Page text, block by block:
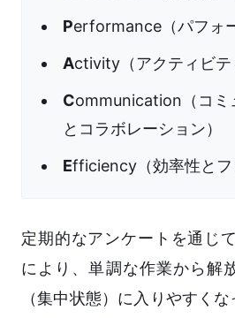
Performance（パフォ
Activity（アクティビテ
Communication（コミ
とコラボレーション）
Efficiency（効率性とフ
定期的なアンケートを通じ
により、単調な作業から解
（集中状態）に入りやすく